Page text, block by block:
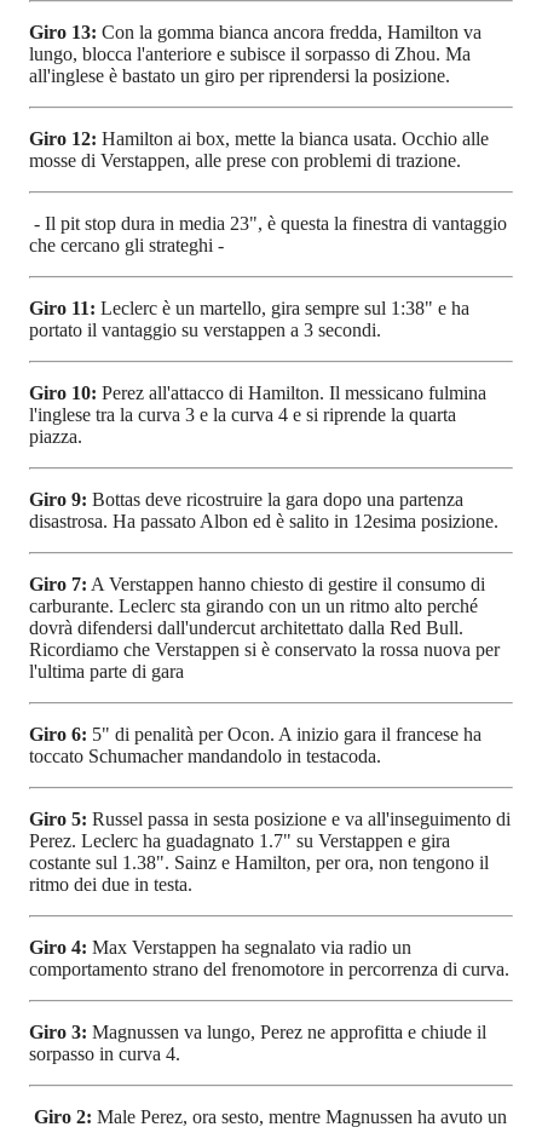
Giro 13: Con la gomma bianca ancora fredda, Hamilton va
lungo, blocca l'anteriore e subisce il sorpasso di Zhou. Ma
all'inglese è bastato un giro per riprendersi la posizione.
Giro 12: Hamilton ai box, mette la bianca usata. Occhio alle
mosse di Verstappen, alle prese con problemi di trazione.
- Il pit stop dura in media 23", è questa la finestra di vantaggio
che cercano gli strateghi -
Giro 11: Leclerc è un martello, gira sempre sul 1:38" e ha
portato il vantaggio su verstappen a 3 secondi.
Giro 10: Perez all'attacco di Hamilton. Il messicano fulmina
l'inglese tra la curva 3 e la curva 4 e si riprende la quarta
piazza.
Giro 9: Bottas deve ricostruire la gara dopo una partenza
disastrosa. Ha passato Albon ed è salito in 12esima posizione.
Giro 7: A Verstappen hanno chiesto di gestire il consumo di
carburante. Leclerc sta girando con un un ritmo alto perché
dovrà difendersi dall'undercut architettato dalla Red Bull.
Ricordiamo che Verstappen si è conservato la rossa nuova per
l'ultima parte di gara
Giro 6: 5" di penalità per Ocon. A inizio gara il francese ha
toccato Schumacher mandandolo in testacoda.
Giro 5: Russel passa in sesta posizione e va all'inseguimento di
Perez. Leclerc ha guadagnato 1.7" su Verstappen e gira
costante sul 1.38". Sainz e Hamilton, per ora, non tengono il
ritmo dei due in testa.
Giro 4: Max Verstappen ha segnalato via radio un
comportamento strano del frenomotore in percorrenza di curva.
Giro 3: Magnussen va lungo, Perez ne approfitta e chiude il
sorpasso in curva 4.
Giro 2: Male Perez, ora sesto, mentre Magnussen ha avuto un